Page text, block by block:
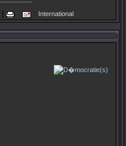
: International